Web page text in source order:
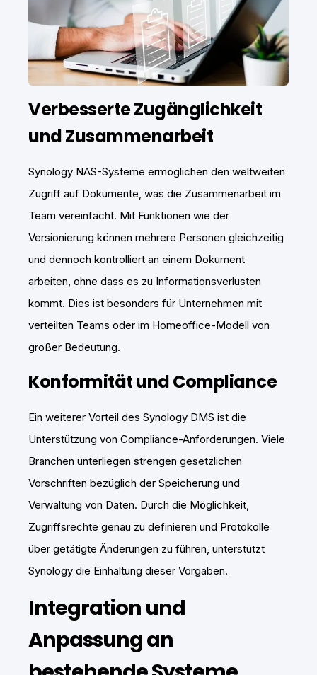
Verbesserte Zugänglichkeit
und Zusammenarbeit
Synology NAS-Systeme ermöglichen den weltweiten
Zugriff auf Dokumente, was die Zusammenarbeit im
Team vereinfacht. Mit Funktionen wie der
Versionierung können mehrere Personen gleichzeitig
und dennoch kontrolliert an einem Dokument
arbeiten, ohne dass es zu Informationsverlusten
kommt. Dies ist besonders für Unternehmen mit
verteilten Teams oder im Homeoffice-Modell von
großer Bedeutung.
Konformität und Compliance
Ein weiterer Vorteil des Synology DMS ist die
Unterstützung von Compliance-Anforderungen. Viele
Branchen unterliegen strengen gesetzlichen
Vorschriften bezüglich der Speicherung und
Verwaltung von Daten. Durch die Möglichkeit,
Zugriffsrechte genau zu definieren und Protokolle
über getätigte Änderungen zu führen, unterstützt
Synology die Einhaltung dieser Vorgaben.
Integration und
Anpassung an